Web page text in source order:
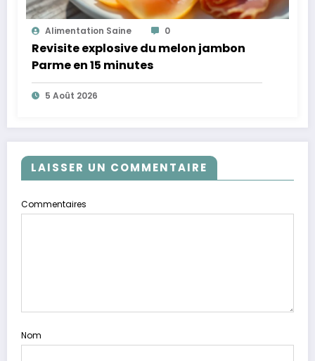
Alimentation Saine 0
Revisite explosive du melon jambon
Parme en 15 minutes
5 Août 2026
LAISSER UN COMMENTAIRE
Commentaires
Nom